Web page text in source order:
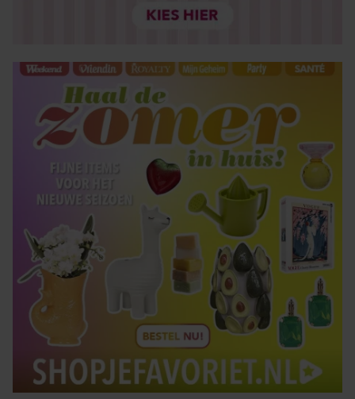
partners voor social media, adverteren en analyse. Deze
verzameld op basis van uw gebruik van hun services. U
gaat akkoord met onze cookies als u onze website blijft
gebruiken.